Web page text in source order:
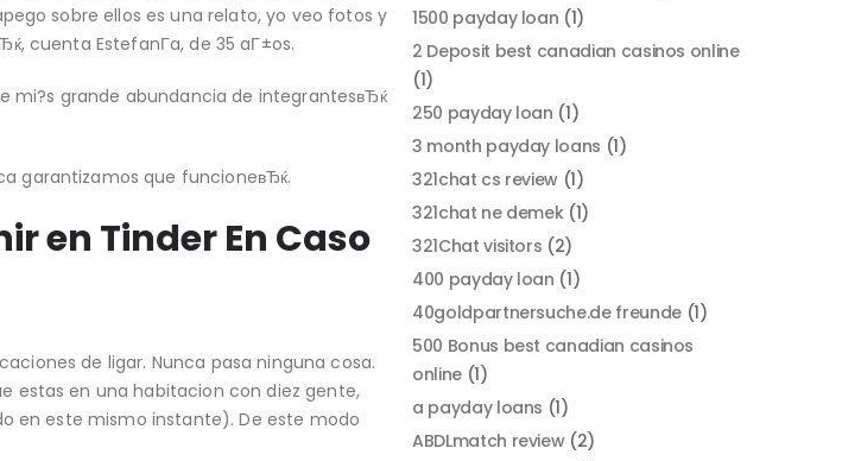
sobre ellos es una relato, yo veo fotos y
cuenta EstefanГ­a, de 35 aГ±os.
mi?s grande abundancia de integrantesвЂќ
garantizamos que funcioneвЂќ.
en Tinder En Caso
de ligar. Nunca pasa ninguna cosa.
estas en una habitacion con diez gente,
en este mismo instante). De este modo
1500 payday loan (1)
2 Deposit best canadian casinos online
(1)
250 payday loan (1)
3 month payday loans (1)
321chat cs review (1)
321chat ne demek(1)
321Chat visitors (2)
400 payday loan (1)
40goldpartnersuche.de freunde(1)
500 Bonus best canadian casinos
online(1)
a payday loans (1)
ABDLmatch review(2)